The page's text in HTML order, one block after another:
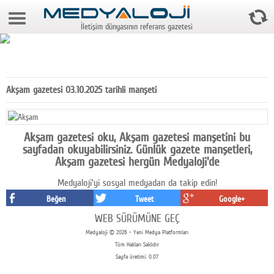
9 Ağustos 2026 12:34:03
Gazeteler
Medya
Reyting-tiraj
Teknoloji
İletişim dünyasının referans gazetesi
Akşam gazetesi 03.10.2025 tarihli manşeti
Akşam gazetesi oku, Akşam gazetesi manşetini bu
sayfadan okuyabilirsiniz. Günlük gazete manşetleri,
Akşam gazetesi hergün Medyaloji'de
Medyaloji'yi sosyal medyadan da takip edin!
Beğen Tweet Google+
WEB SÜRÜMÜNE GEÇ
Medyaloji © 2026 - Yeni Medya Platformları
Tüm Hakları Saklıdır
Sayfa üretimi: 0.07